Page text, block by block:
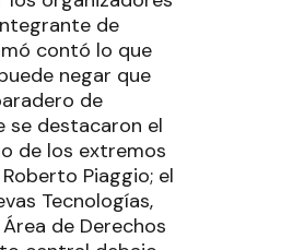
de
contó lo que
negar que
de
se destacaron el
de los extremos
Piaggio; el
Tecnologías,
de Derechos